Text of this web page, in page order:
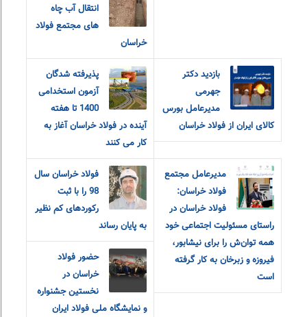
انتقال آب چاه
های مجتمع فولاد
خراسان
بازدید دکتر
جهرمی
مدیرعامل بورس
کالای ایران از فولاد خراسان
پذیرفته شدگان
آزمون استخدامی
1400 تا هفته
آینده در فولاد خراسان آغاز به
کار می کنند
مدیرعامل مجتمع
فولاد خراسان:
فولاد خراسان در
راستای مسئولیت اجتماعی خود
همه توان‌ش را برای نیشابور،
فیروزه و زبرخان به کار گرفته
است
فولاد خراسان سال
98 را با ثبت
رکوردهای کم نظیر
به پایان رساند
حضور فولاد
خراسان در
نخستین جشنواره
و نمایشگاه ملی فولاد ایران